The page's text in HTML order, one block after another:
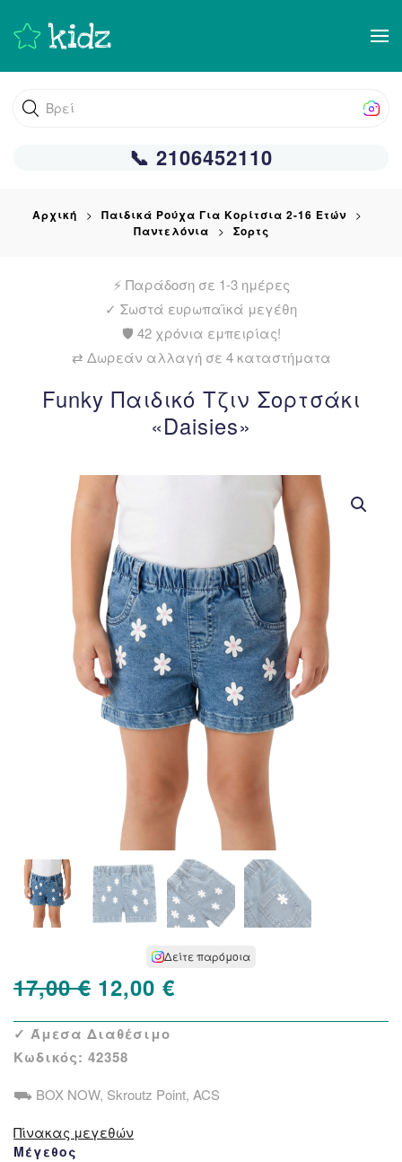
Skip
to
content
Βρείτε αυτ
📞 2106452110
Αρχική
Παιδικά Ρούχα Για Κορίτσια 2-16 Ετών
Παντελόνια
Σορτς
⚡ Παράδοση σε 1-3 ημέρες
✓ Σωστά ευρωπαϊκά μεγέθη
🛡️ 42 χρόνια εμπειρίας!
⇄ Δωρεάν αλλαγή σε 4 καταστήματα
Funky Παιδικό Τζιν Σορτσάκι
«Daisies»
Δείτε παρόμοια
17,00€ Original
price
was:
12,00 €
τρέχουσα
12,00 €.
✓ Άμεσα Διαθέσιμο
Κωδικός: 42358
⛟ BOX NOW, Skroutz Point, ACS
Πίνακας μεγεθών
Μέγεθος